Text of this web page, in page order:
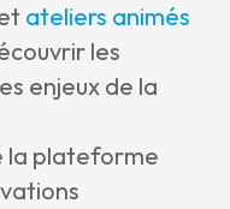
ateliers animés
les
enjeux de la
la plateforme